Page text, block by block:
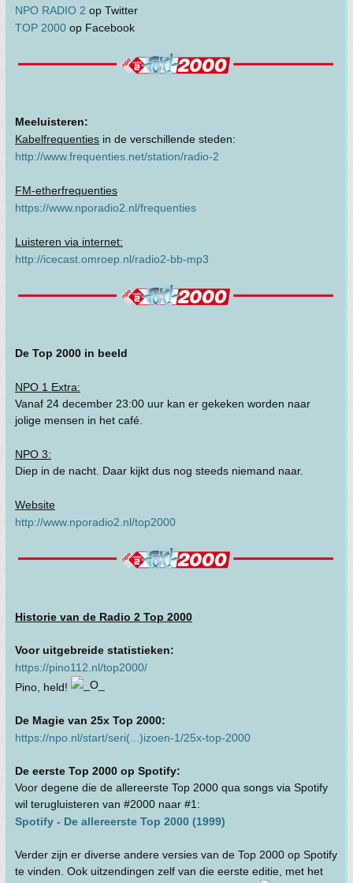
NPO RADIO 2 op Twitter
TOP 2000 op Facebook
Meeluisteren:
Kabelfrequenties in de verschillende steden:
http://www.frequenties.net/station/radio-2
FM-etherfrequenties
https://www.nporadio2.nl/frequenties
Luisteren via internet:
http://icecast.omroep.nl/radio2-bb-mp3
De Top 2000 in beeld
NPO 1 Extra:
Vanaf 24 december 23:00 uur kan er gekeken worden naar
jolige mensen in het café.
NPO 3:
Diep in de nacht. Daar kijkt dus nog steeds niemand naar.
Website
http://www.nporadio2.nl/top2000
Historie van de Radio 2 Top 2000
Voor uitgebreide statistieken:
https://pino112.nl/top2000/
Pino, held!
De Magie van 25x Top 2000:
https://npo.nl/start/seri(...)izoen-1/25x-top-2000
De eerste Top 2000 op Spotify:
Voor degene die de allereerste Top 2000 qua songs via Spotify
wil terugluisteren van #2000 naar #1:
Spotify - De allereerste Top 2000 (1999)
Verder zijn er diverse andere versies van de Top 2000 op Spotify
te vinden. Ook uitzendingen zelf van die eerste editie, met het